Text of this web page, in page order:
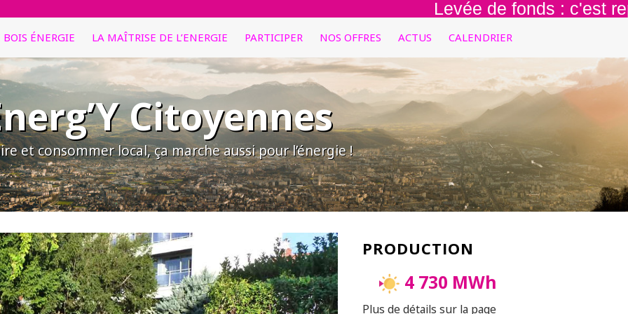
Levée de fonds : c'est
BOIS ÉNERGIE LA MAÎTRISE DE L’ENERGIE PARTICIPER NOS OFFRES ACTUS CALENDRIER
Citoyennes
et consommer local, ça marche aussi pour l’énergie !
PRODUCTION
4 730 MWh
Plus de détails sur la page